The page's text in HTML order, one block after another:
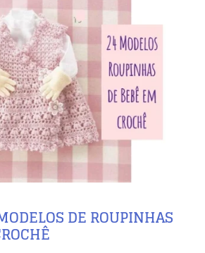
DE ROUPINHAS